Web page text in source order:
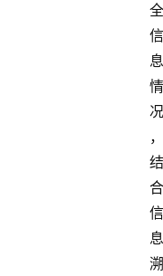
全
信
息
情
况
，
结
合
信
息
溯